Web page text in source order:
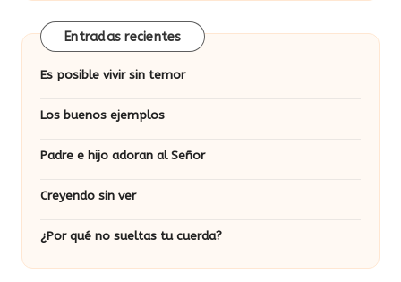
Entradas recientes
Es posible vivir sin temor
Los buenos ejemplos
Padre e hijo adoran al Señor
Creyendo sin ver
¿Por qué no sueltas tu cuerda?